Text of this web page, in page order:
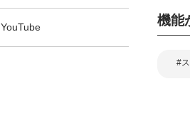
YouTube 機能
#